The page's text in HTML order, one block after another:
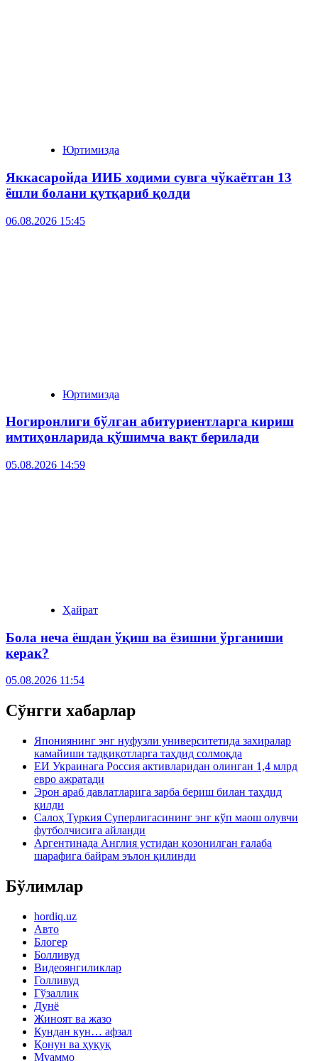
Юртимизда
Яккасаройда ИИБ ходими сувга чўкаётган 13
ёшли болани қутқариб қолди
06.08.2026 15:45
Юртимизда
Ногиронлиги бўлган абитуриентларга кириш
имтиҳонларида қўшимча вақт берилади
05.08.2026 14:59
Ҳайрат
Бола неча ёшдан ўқиш ва ёзишни ўрганиши
керак?
05.08.2026 11:54
Сўнгги хабарлар
Япониянинг энг нуфузли университетида захиралар
камайиши тадқиқотларга таҳдид солмоқда
ЕИ Украинага Россия активларидан олинган 1,4 млрд
евро ажратади
Эрон араб давлатларига зарба бериш билан таҳдид
қилди
Салоҳ Туркия Суперлигасининг энг кўп маош олувчи
футболчисига айланди
Аргентинада Англия устидан қозонилган ғалаба
шарафига байрам эълон қилинди
Бўлимлар
hordiq.uz
Авто
Блогер
Болливуд
Видеоянгиликлар
Голливуд
Гўзаллик
Дунё
Жиноят ва жазо
Кундан кун… афзал
Қонун ва ҳуқуқ
Муаммо